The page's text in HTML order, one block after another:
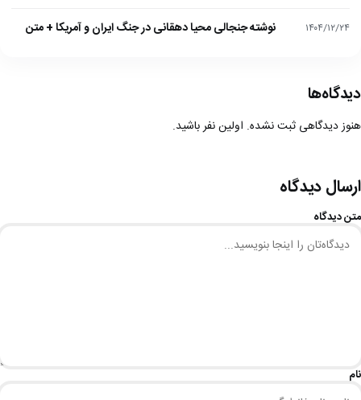
۱۴۰۴/۱۲/۲۴ نوشته جنجالی محیا دهقانی در جنگ ایران و آمریکا + متن
دیدگاه‌ها
هنوز دیدگاهی ثبت نشده. اولین نفر باشید.
ارسال دیدگاه
متن دیدگاه
نام